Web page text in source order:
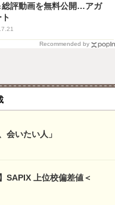
総評動画を無料公開…アガ
Recommended by
会いたい人」
SAPIX 上位校偏差値＜